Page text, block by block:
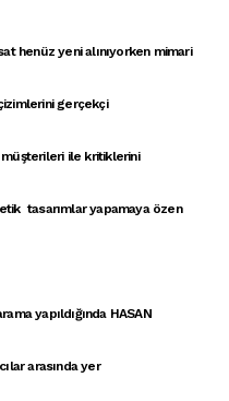
henüz yeni alınıyorkenmimari
ni gerçekçi
ile kritiklerini
tasarımlaryapamaya özen
yapıldığında HASAN
arasında yer